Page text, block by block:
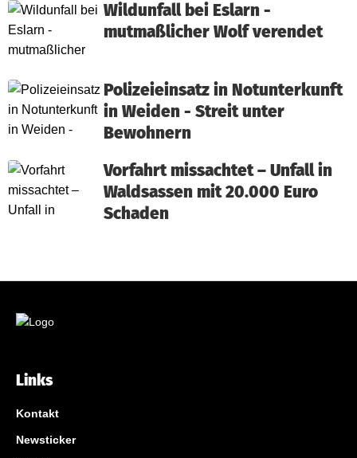
Wildunfall bei Eslarn -
mutmaßlicher Wolf verendet
Polizeieinsatz in Notunterkunft
in Weiden - Streit unter
Bewohnern
Vorfahrt missachtet – Unfall in
Waldsassen mit 20.000 Euro
Schaden
Links
Kontakt
Newsticker